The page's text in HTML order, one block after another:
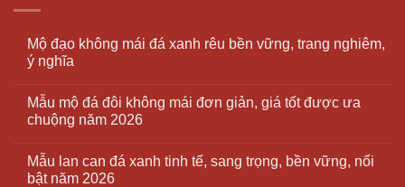
Mộ đạo không mái đá xanh rêu bền vững, trang nghiêm,
ý nghĩa
Mẫu mộ đá đôi không mái đơn giản, giá tốt được ưa
chuộng năm 2026
Mẫu lan can đá xanh tinh tế, sang trọng, bền vững, nổi
bật năm 2026